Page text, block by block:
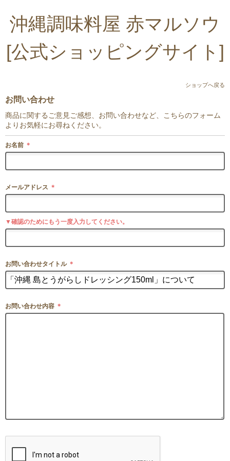
沖縄調味料屋 赤マルソウ
[公式ショッピングサイト]
ショップへ戻る
お問い合わせ
商品に関するご意見ご感想、お問い合わせなど、こちらのフォーム
よりお気軽にお尋ねください。
お名前 ＊
メールアドレス ＊
▼確認のためにもう一度入力してください。
お問い合わせタイトル ＊
お問い合わせ内容 ＊